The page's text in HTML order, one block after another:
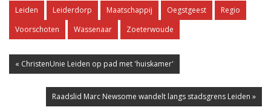
Leiden Leiderdorp Maatschappij Oegstgeest
Regio
Voorschoten
Wassenaar Zoeterwoude
« ChristenUnie Leiden op pad met 'huiskamer'
Raadslid Marc Newsome wandelt langs stadsgrens Leiden »